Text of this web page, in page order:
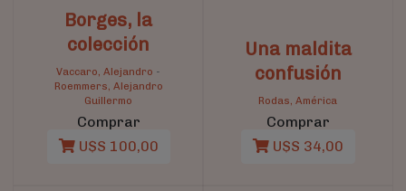
Borges, la
colección
Vaccaro, Alejandro -
Roemmers, Alejandro
Guillermo
Comprar
U$S 100,00
Una maldita
confusión
Rodas, América
Comprar
U$S 34,00